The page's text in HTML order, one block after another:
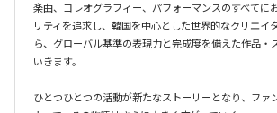
楽曲、コレオグラフィー、パフォーマンスのすべてに
リティを追求し、韓国を中心とした世界的なクリエイ
ら、グローバル基準の表現力と完成度を備えた作品・
いきます。
ひとつひとつの活動が新たなストーリーとなり、ファ